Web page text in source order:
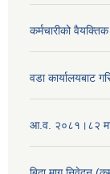
कर्मचारीको
वडा कार्यालयबाट
आ.व. २०८१।८२ मा